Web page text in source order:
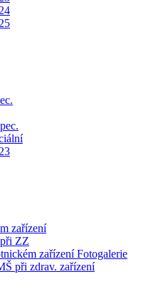
zařízení
ZZ
zařízení Fotogalerie
při zdrav. zařízení